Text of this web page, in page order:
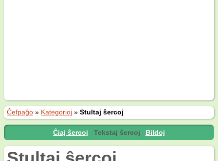
Ĉefpaĝo » Kategorioj » Stultaj ŝercoj
Ĉiaj ŝercoj Tekstaj ŝercoj Bildoj